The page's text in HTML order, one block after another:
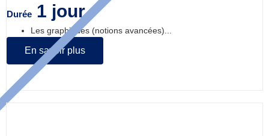
Durée 1 jour
Les graphiques (notions avancées)...
En savoir plus